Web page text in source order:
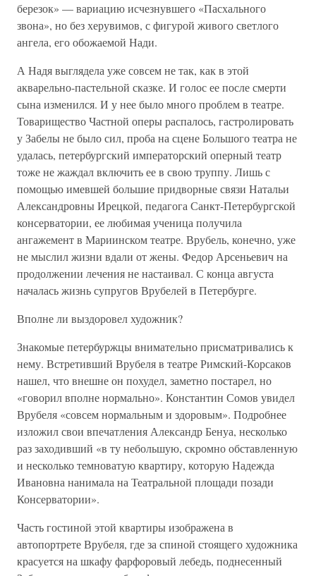
березок» — вариацию исчезнувшего «Пасхального
звона», но без херувимов, с фигурой живого светлого
ангела, его обожаемой Нади.
А Надя выглядела уже совсем не так, как в этой
акварельно-пастельной сказке. И голос ее после смерти
сына изменился. И у нее было много проблем в театре.
Товарищество Частной оперы распалось, гастролировать
у Забелы не было сил, проба на сцене Большого театра не
удалась, петербургский императорский оперный театр
тоже не жаждал включить ее в свою труппу. Лишь с
помощью имевшей большие придворные связи Натальи
Александровны Ирецкой, педагога Санкт-Петербургской
консерватории, ее любимая ученица получила
ангажемент в Мариинском театре. Врубель, конечно, уже
не мыслил жизни вдали от жены. Федор Арсеньевич на
продолжении лечения не настаивал. С конца августа
началась жизнь супругов Врубелей в Петербурге.
Вполне ли выздоровел художник?
Знакомые петербуржцы внимательно присматривались к
нему. Встретивший Врубеля в театре Римский-Корсаков
нашел, что внешне он похудел, заметно постарел, но
«говорил вполне нормально». Константин Сомов увидел
Врубеля «совсем нормальным и здоровым». Подробнее
изложил свои впечатления Александр Бенуа, несколько
раз заходивший «в ту небольшую, скромно обставленную
и несколько темноватую квартиру, которую Надежда
Ивановна нанимала на Театральной площади позади
Консерватории».
Часть гостиной этой квартиры изображена в
автопортрете Врубеля, где за спиной стоящего художника
красуется на шкафу фарфоровый лебедь, поднесенный